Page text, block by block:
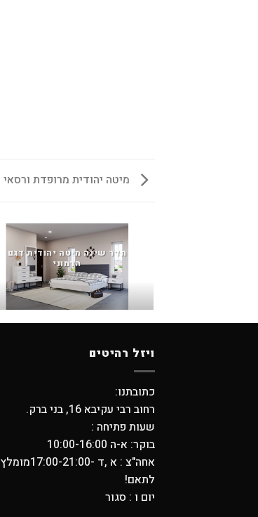
מיטה יהודית מרופדת ורסאי
חדר שינה מיטה יהודית דגם
הרמוני
ויזל רהיטים
כתובתנו:
רחוב רבי עקיבא 16, בני ברק.
שעות פתיחה :
בוקר: א-ה 10:00-16:00
אחה"צ : א ,ד -17:00-21:00מומלץ
לתאם!
יום ו : סגור